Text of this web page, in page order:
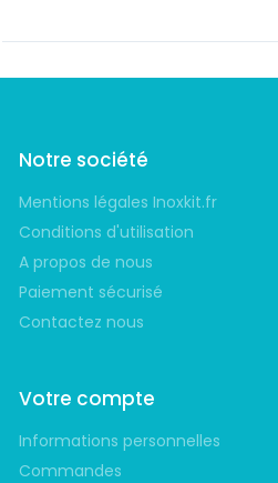
Notre société
Mentions légales Inoxkit.fr
Conditions d'utilisation
A propos de nous
Paiement sécurisé
Contactez nous
Votre compte
Informations personnelles
Commandes